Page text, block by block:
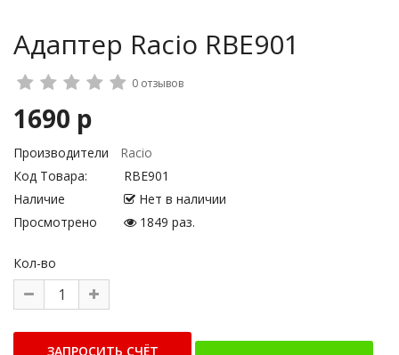
Адаптер Racio RBE901
0 отзывов
1690 р
Производители
Racio
Код Товара:
RBE901
Наличие
Нет в наличии
Просмотрено
1849 раз.
Кол-во